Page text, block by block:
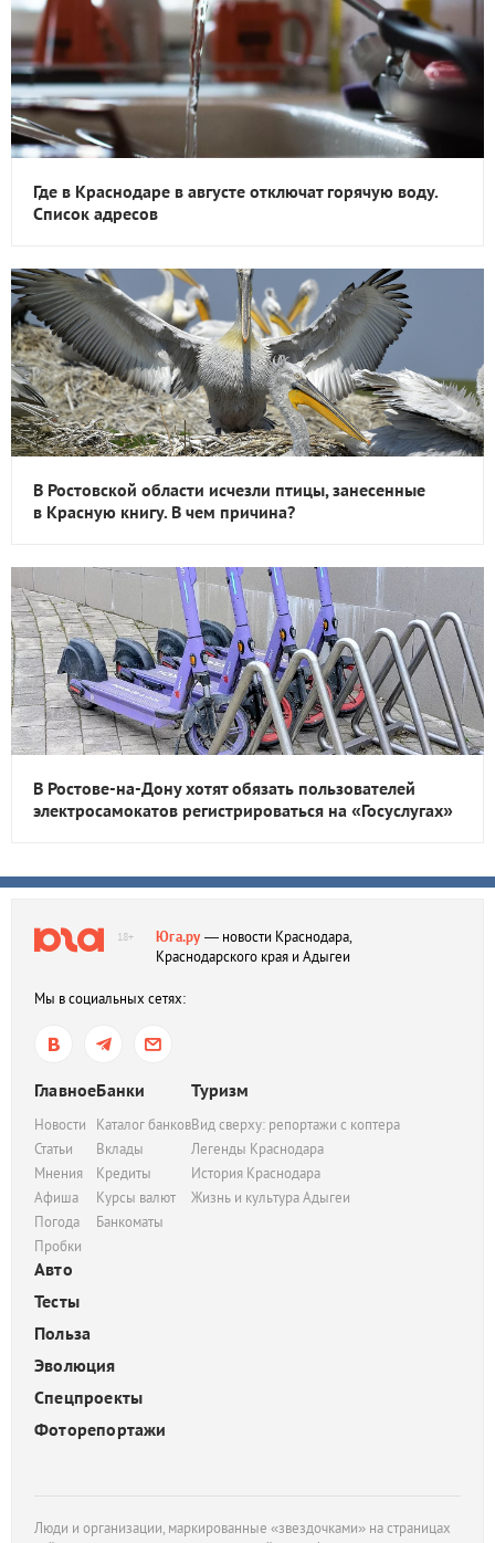
Где в Краснодаре в августе отключат горячую воду.
Список адресов
В Ростовской области исчезли птицы, занесенные
в Красную книгу. В чем причина?
В Ростове-на-Дону хотят обязать пользователей
электросамокатов регистрироваться на «Госуслугах»
18+ Юга.ру— новости Краснодара,
Краснодарского края и Адыгеи
Мы в социальных сетях:
Главное
Новости
Статьи
Мнения
Афиша
Погода
Пробки
Банки
Каталог банков
Вклады
Кредиты
Курсы валют
Банкоматы
Туризм
Вид сверху: репортажи с коптера
Легенды Краснодара
История Краснодара
Жизнь и культура Адыгеи
Авто
Тесты
Польза
Эволюция
Спецпроекты
Фоторепортажи
Люди и организации, маркированные «звездочками» на страницах